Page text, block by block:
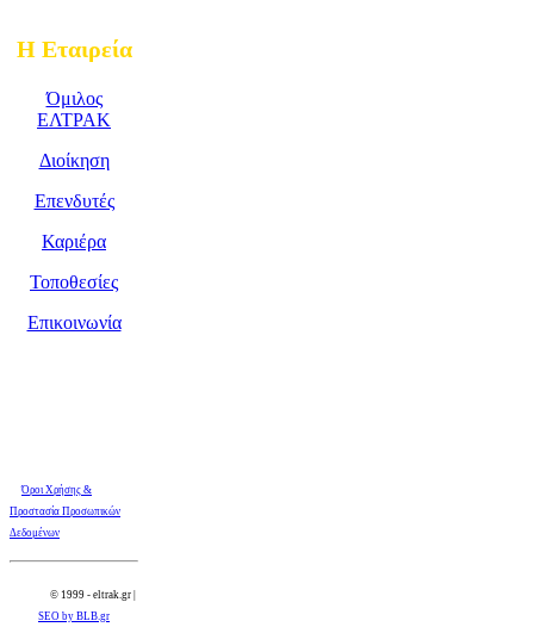
Η Εταιρεία
Όμιλος
ΕΛΤΡΑΚ
Διοίκηση
Επενδυτές
Καριέρα
Τοποθεσίες
Επικοινωνία
Όροι Χρήσης &
Προστασία Προσωπικών
Δεδομένων
© 1999 - eltrak.gr |
SEO by BLB.gr